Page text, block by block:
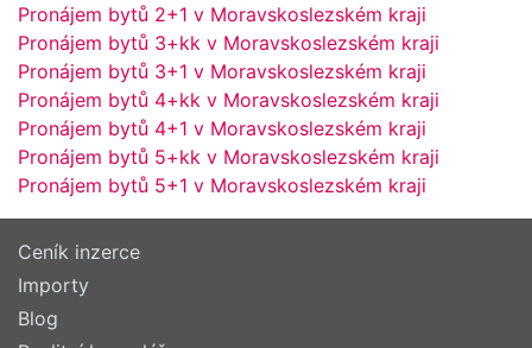
Pronájem bytů 2+1 v Moravskoslezském kraji
Pronájem bytů 3+kk v Moravskoslezském kraji
Pronájem bytů 3+1 v Moravskoslezském kraji
Pronájem bytů 4+kk v Moravskoslezském kraji
Pronájem bytů 4+1 v Moravskoslezském kraji
Pronájem bytů 5+kk v Moravskoslezském kraji
Pronájem bytů 5+1 v Moravskoslezském kraji
Ceník inzerce
Importy
Blog